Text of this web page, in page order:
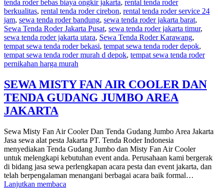
JAKARTA
tenda roder bebas biaya ongkir jakarta, rental tenda roder
berkualitas, rental tenda roder cirebon, rental tenda roder service 24
jam, sewa tenda roder bandung, sewa tenda roder jakarta barat,
Sewa Tenda Roder Jakarta Pusat, sewa tenda roder jakarta timur,
sewa tenda roder jakarta utara, Sewa Tenda Roder Karawang,
tempat sewa tenda roder bekasi, tempat sewa tenda roder depok,
tempat sewa tenda roder murah d depok, tempat sewa tenda roder
pernikahan harga murah
SEWA MISTY FAN AIR COOLER DAN
TENDA GUDANG JUMBO AREA
JAKARTA
Sewa Misty Fan Air Cooler Dan Tenda Gudang Jumbo Area Jakarta
Jasa sewa alat pesta Jakarta PT. Tenda Roder Indonesia
menyediakan Tenda Gudang Jumbo dan Misty Fan Air Cooler
untuk melengkapi kebutuhan event anda. Perusahaan kami bergerak
di bidang jasa sewa perlengkapan acara pesta dan event jakarta, dan
telah berpengalaman menangani berbagai acara baik formal…
Lanjutkan membaca